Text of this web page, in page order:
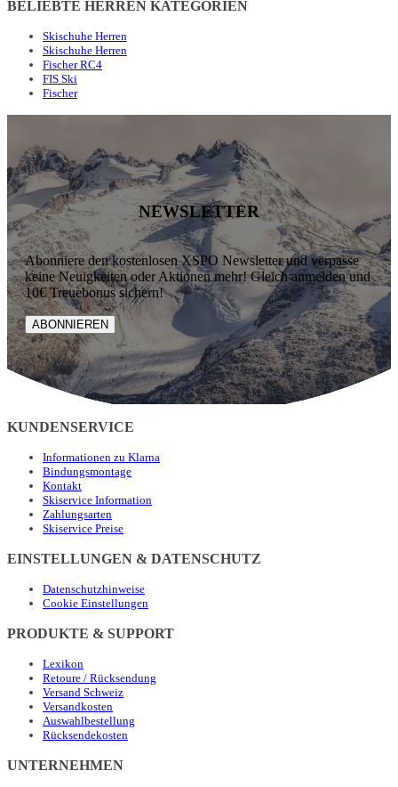
BELIEBTE HERREN KATEGORIEN
Skischuhe Herren
Skischuhe Herren
Fischer RC4
FIS Ski
Fischer
NEWSLETTER
Abonniere den kostenlosen XSPO Newsletter und verpasse
keine Neuigkeiten oder Aktionen mehr! Gleich anmelden und
10€ Treuebonus sichern!
ABONNIEREN
KUNDENSERVICE
Informationen zu Klarna
Bindungsmontage
Kontakt
Skiservice Information
Zahlungsarten
Skiservice Preise
EINSTELLUNGEN & DATENSCHUTZ
Datenschutzhinweise
Cookie Einstellungen
PRODUKTE & SUPPORT
Lexikon
Retoure / Rücksendung
Versand Schweiz
Versandkosten
Auswahlbestellung
Rücksendekosten
UNTERNEHMEN